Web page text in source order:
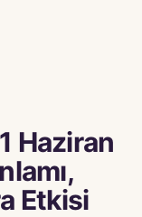
Haziran
Etkisi